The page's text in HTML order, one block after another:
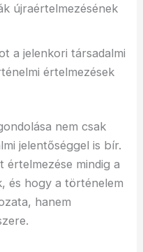
újraértelmezésének
a jelenkori társadalmi
értelmezések
nem csak
jelentőséggel is bír.
értelmezése mindig a
és hogy a történelem
hanem